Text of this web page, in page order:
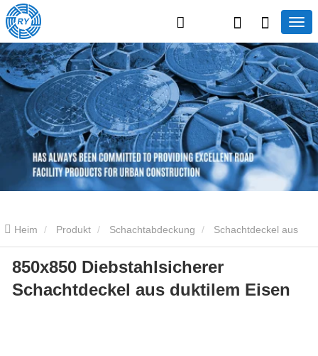
Heim Produkt Schachtabdeckung Schachtdeckel aus
Gusseisen 850x850 Diebstahlsicherer Schachtdeckel aus
duktilem Eisen
850x850 Diebstahlsicherer
Schachtdeckel aus duktilem Eisen